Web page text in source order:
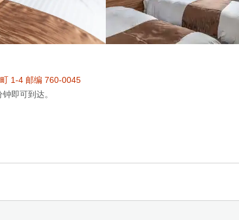
1-4 邮编 760-0045
即可到达。